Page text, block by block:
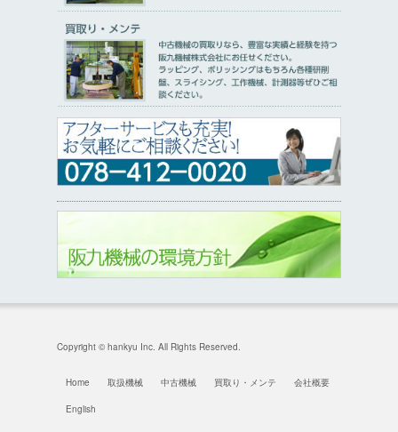
Copyright © hankyu Inc. All Rights Reserved.
Home 取扱機械 中古機械 買取り・メンテ 会社概要
English